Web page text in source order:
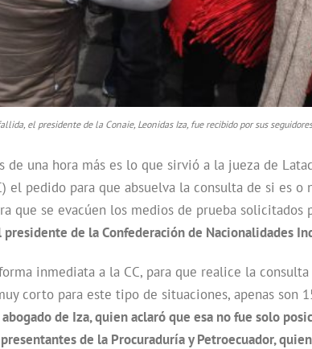
el presidente de la Conaie, Leonidas Iza, fue recibido por sus
una hora más es lo que sirvió a la jueza de
el pedido para que absuelva la consulta de si es
que se evacúen los medios de prueba
de la Confederación de Nacionalidades
inmediata a la CC, para que realice la
corto para este tipo de situaciones, apenas son
de Iza, quien aclaró que esa no fue solo
de la Procuraduría y Petroecuador,